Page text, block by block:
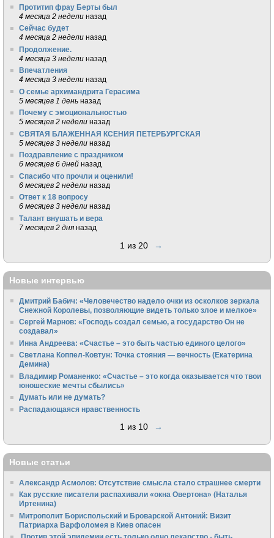
Протитип фрау Берты был
4 месяца 2 недели назад
Сейчас будет
4 месяца 2 недели назад
Продолжение.
4 месяца 3 недели назад
Впечатления
4 месяца 3 недели назад
О семье архимандрита Герасима
5 месяцев 1 день назад
Почему с эмоциональностью
5 месяцев 2 недели назад
СВЯТАЯ БЛАЖЕННАЯ КСЕНИЯ ПЕТЕРБУРГСКАЯ
5 месяцев 3 недели назад
Поздравление с праздником
6 месяцев 6 дней назад
Спасибо что прочли и оценили!
6 месяцев 2 недели назад
Ответ к 18 вопросу
6 месяцев 3 недели назад
Талант внушать и вера
7 месяцев 2 дня назад
1 из 20 →
Новые интервью
Дмитрий Бабич: «Человечество надело очки из осколков зеркала
Снежной Королевы, позволяющие видеть только злое и мелкое»
Сергей Марнов: «Господь создал семью, а государство Он не
создавал»
Инна Андреева: «Счастье – это быть частью единого целого»
Светлана Коппел-Ковтун: Точка стояния — вечность (Екатерина
Демина)
Владимир Романенко: «Счастье – это когда оказывается что твои
юношеские мечты сбылись»
Думать или не думать?
Распадающаяся нравственность
1 из 10 →
Новые статьи
Александр Асмолов: Отсутствие смысла стало страшнее смерти
Как русские писатели распахивали «окна Овертона» (Наталья
Иртенина)
Митрополит Бориспольский и Броварской Антоний: Визит
Патриарха Варфоломея в Киев опасен